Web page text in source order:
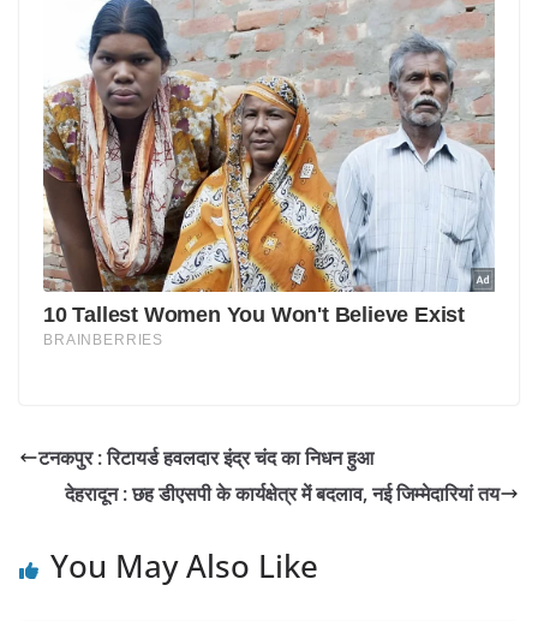
टनकपुर : रिटायर्ड हवलदार इंद्र चंद का निधन हुआ
देहरादून : छह डीएसपी के कार्यक्षेत्र में बदलाव, नई जिम्मेदारियां तय
You May Also Like